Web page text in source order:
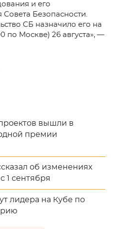
и его
Совета Безопасности.
СБ назначило его на
по Москве) 26 августа», —
вышли в
премии
об изменениях
1 сентября
лидера на Кубе по